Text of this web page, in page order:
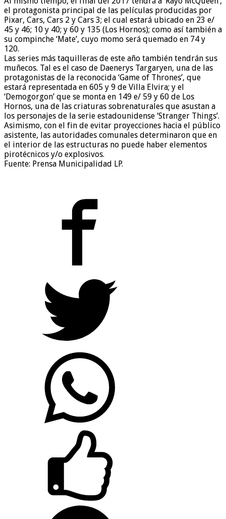
el protagonista principal de las películas producidas por
Pixar, Cars, Cars 2 y Cars 3; el cual estará ubicado en 23 e/
45 y 46; 10 y 40; y 60 y 135 (Los Hornos); como así también a
su compinche ‘Mate’, cuyo momo será quemado en 74 y
120.
Las series más taquilleras de este año también tendrán sus
muñecos. Tal es el caso de Daenerys Targaryen, una de las
protagonistas de la reconocida ‘Game of Thrones’, que
estará representada en 605 y 9 de Villa Elvira; y el
‘Demogorgon’ que se monta en 149 e/ 59 y 60 de Los
Hornos, una de las criaturas sobrenaturales que asustan a
los personajes de la serie estadounidense ‘Stranger Things’.
Asimismo, con el fin de evitar proyecciones hacia el público
asistente, las autoridades comunales determinaron que en
el interior de las estructuras no puede haber elementos
pirotécnicos y/o explosivos.
Fuente: Prensa Municipalidad LP.